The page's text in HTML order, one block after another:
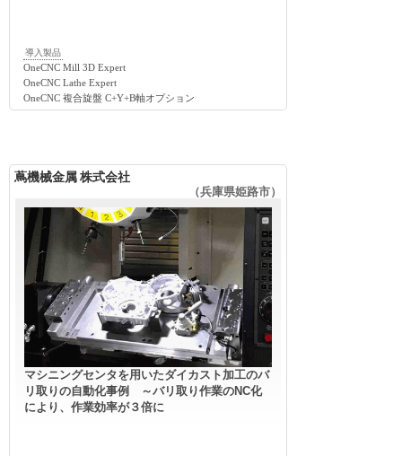
導入製品
OneCNC Mill 3D Expert
OneCNC Lathe Expert
OneCNC 複合旋盤 C+Y+B軸オプション
蔦機械金属 株式会社
（兵庫県姫路市）
マシニングセンタを用いたダイカスト加工のバ
リ取りの自動化事例 ～バリ取り作業のNC化
により、作業効率が３倍に